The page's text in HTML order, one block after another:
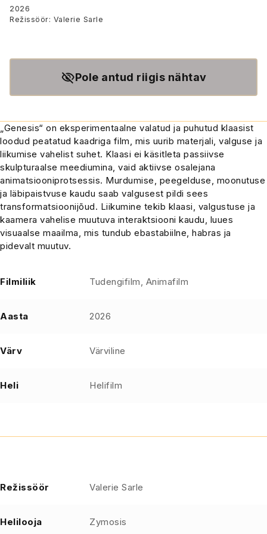
2026
Režissöör: Valerie Sarle
Pole antud riigis nähtav
„Genesis“ on eksperimentaalne valatud ja puhutud klaasist
loodud peatatud kaadriga film, mis uurib materjali, valguse ja
liikumise vahelist suhet. Klaasi ei käsitleta passiivse
skulpturaalse meediumina, vaid aktiivse osalejana
animatsiooniprotsessis. Murdumise, peegelduse, moonutuse
ja läbipaistvuse kaudu saab valgusest pildi sees
transformatsioonijõud. Liikumine tekib klaasi, valgustuse ja
kaamera vahelise muutuva interaktsiooni kaudu, luues
visuaalse maailma, mis tundub ebastabiilne, habras ja
pidevalt muutuv.
Filmiliik Tudengifilm, Animafilm
Aasta 2026
Värv Värviline
Heli Helifilm
Režissöör Valerie Sarle
Helilooja Zymosis